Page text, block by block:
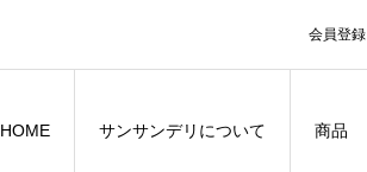
会員登録
HOME サンサンデリについて 商品